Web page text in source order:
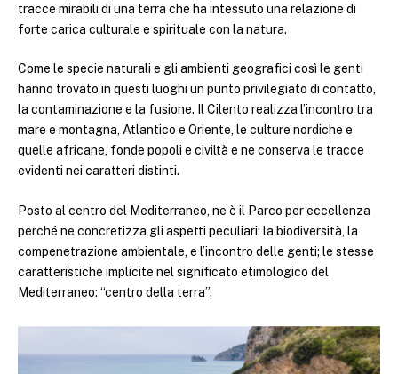
tracce mirabili di una terra che ha intessuto una relazione di
forte carica culturale e spirituale con la natura.
Come le specie naturali e gli ambienti geografici così le genti
hanno trovato in questi luoghi un punto privilegiato di contatto,
la contaminazione e la fusione. Il Cilento realizza l’incontro tra
mare e montagna, Atlantico e Oriente, le culture nordiche e
quelle africane, fonde popoli e civiltà e ne conserva le tracce
evidenti nei caratteri distinti.
Posto al centro del Mediterraneo, ne è il Parco per eccellenza
perché ne concretizza gli aspetti peculiari: la biodiversità, la
compenetrazione ambientale, e l’incontro delle genti; le stesse
caratteristiche implicite nel significato etimologico del
Mediterraneo: “centro della terra”.